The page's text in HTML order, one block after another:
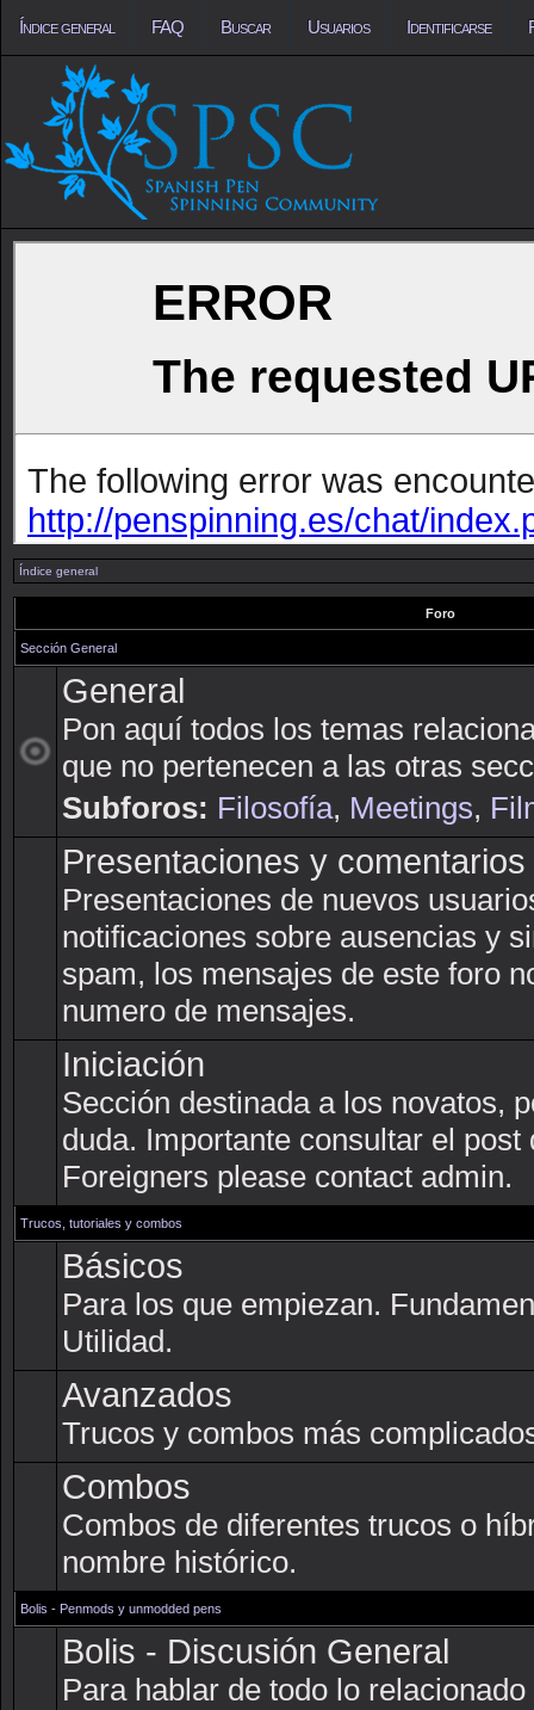
Índice general FAQ Buscar Usuarios Identificarse
Índice general
Foro
Sección General
General
Pon aquí todos los temas
que no pertenecen a las otras
Subforos: Filosofía, Meetings,
Presentaciones y comentarios
Presentaciones de nuevos
notificaciones sobre ausencias y
spam, los mensajes de este foro
numero de mensajes.
Iniciación
Sección destinada a los novatos,
duda. Importante consultar el post
Foreigners please contact admin.
Trucos, tutoriales y combos
Básicos
Para los que empiezan.
Utilidad.
Avanzados
Trucos y combos más
Combos
Combos de diferentes trucos o
nombre histórico.
Bolis - Penmods y unmodded pens
Bolis - Discusión General
Para hablar de todo lo